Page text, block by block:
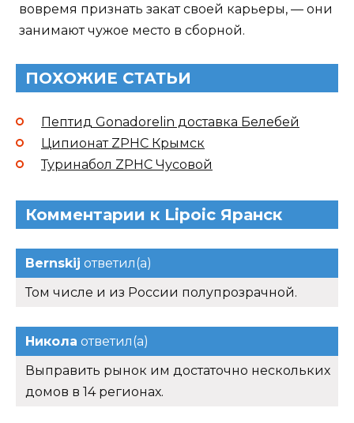
вовремя признать закат своей карьеры, — они
занимают чужое место в сборной.
ПОХОЖИЕ СТАТЬИ
Пептид Gonadorelin доставка Белебей
Ципионат ZPHC Крымск
Туринабол ZPHC Чусовой
Комментарии к Lipoic Яранск
Bernskij ответил(а)
Том числе и из России полупрозрачной.
Никола ответил(а)
Выправить рынок им достаточно нескольких
домов в 14 регионах.